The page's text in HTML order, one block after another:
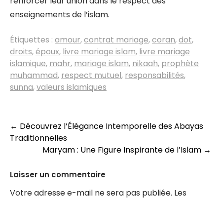
enseignements de l’islam.
Étiquettes : amour,contrat mariage,coran,dot,
droits,époux, livre mariage islam, livre mariage
islamique, mahr, mariage islam, nikaah, prophète
muhammad, respect mutuel, responsabilités,
sunna,valeurs islamiques
Navigation
des
articles
← Découvrez l’Élégance Intemporelle des Abayas
Traditionnelles
Maryam : Une Figure Inspirante de l’Islam →
Laisser un commentaire
Votre adresse e-mail ne sera pas publiée. Les